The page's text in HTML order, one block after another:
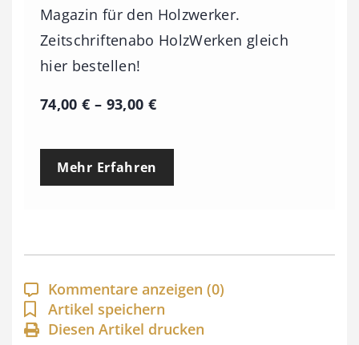
Magazin für den Holzwerker.
Zeitschriftenabo HolzWerken gleich
hier bestellen!
74,00€ – 93,00 €P
e
p
a
n
n
Mehr Erfahren
Kommentare anzeigen (0)
Artikel speichern
Diesen Artikel drucken